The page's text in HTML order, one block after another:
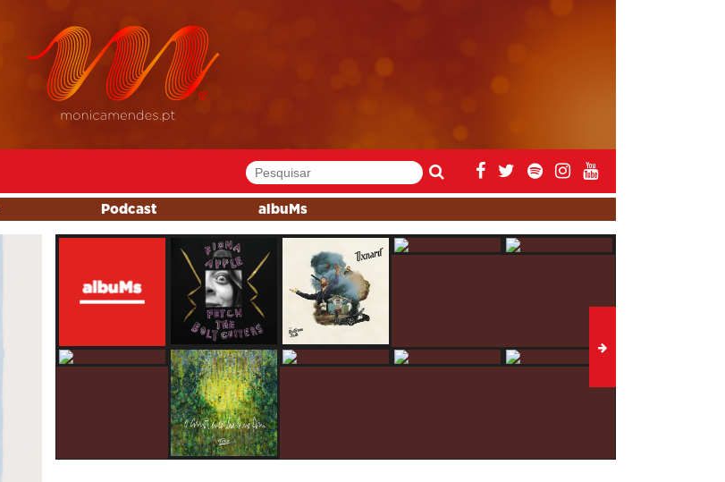
Podcast albuMs